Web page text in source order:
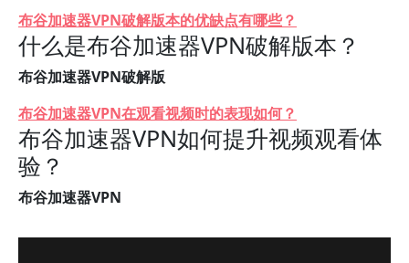
布谷加速器VPN破解版本的优缺点有哪些？
什么是布谷加速器VPN破解版本？
布谷加速器VPN破解版
布谷加速器VPN在观看视频时的表现如何？
布谷加速器VPN如何提升视频观看体
验？
布谷加速器VPN